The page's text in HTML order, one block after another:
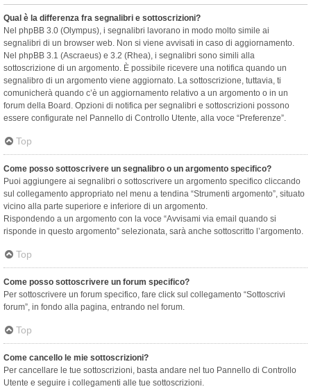
Qual è la differenza fra segnalibri e sottoscrizioni?
Nel phpBB 3.0 (Olympus), i segnalibri lavorano in modo molto simile ai
segnalibri di un browser web. Non si viene avvisati in caso di aggiornamento.
Nel phpBB 3.1 (Ascraeus) e 3.2 (Rhea), i segnalibri sono simili alla
sottoscrizione di un argomento. È possibile ricevere una notifica quando un
segnalibro di un argomento viene aggiornato. La sottoscrizione, tuttavia, ti
comunicherà quando c’è un aggiornamento relativo a un argomento o in un
forum della Board. Opzioni di notifica per segnalibri e sottoscrizioni possono
essere configurate nel Pannello di Controllo Utente, alla voce “Preferenze”.
Top
Come posso sottoscrivere un segnalibro o un argomento specifico?
Puoi aggiungere ai segnalibri o sottoscrivere un argomento specifico cliccando
sul collegamento appropriato nel menu a tendina “Strumenti argomento”, situato
vicino alla parte superiore e inferiore di un argomento.
Rispondendo a un argomento con la voce “Avvisami via email quando si
risponde in questo argomento” selezionata, sarà anche sottoscritto l’argomento.
Top
Come posso sottoscrivere un forum specifico?
Per sottoscrivere un forum specifico, fare click sul collegamento “Sottoscrivi
forum”, in fondo alla pagina, entrando nel forum.
Top
Come cancello le mie sottoscrizioni?
Per cancellare le tue sottoscrizioni, basta andare nel tuo Pannello di Controllo
Utente e seguire i collegamenti alle tue sottoscrizioni.